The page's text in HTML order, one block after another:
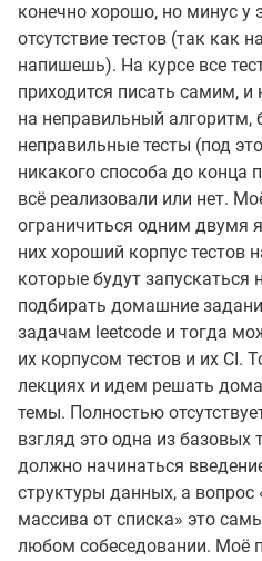
конечно хорошо, но минус у
отсутствие тестов (так как
напишешь). На курсе все
приходится писать самим,
на неправильный алгоритм,
неправильные тесты (под
никакого способа до конца
всё реализовали или нет.
ограничиться одним двумя
них хороший корпус тестов
которые будут
подбирать домашние
задачам leetcode и тогда
их корпусом тестов и их CI.
лекциях и идем решать
темы. Полностью
взгляд это одна из базовых
должно начинаться
структуры данных, а вопрос
массива от списка» это
любом собеседовании. Моё